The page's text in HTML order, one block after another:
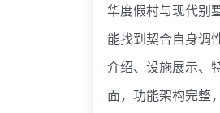
华度假村与现代别
能找到契合自身调
介绍、设施展示、
面，功能架构完整